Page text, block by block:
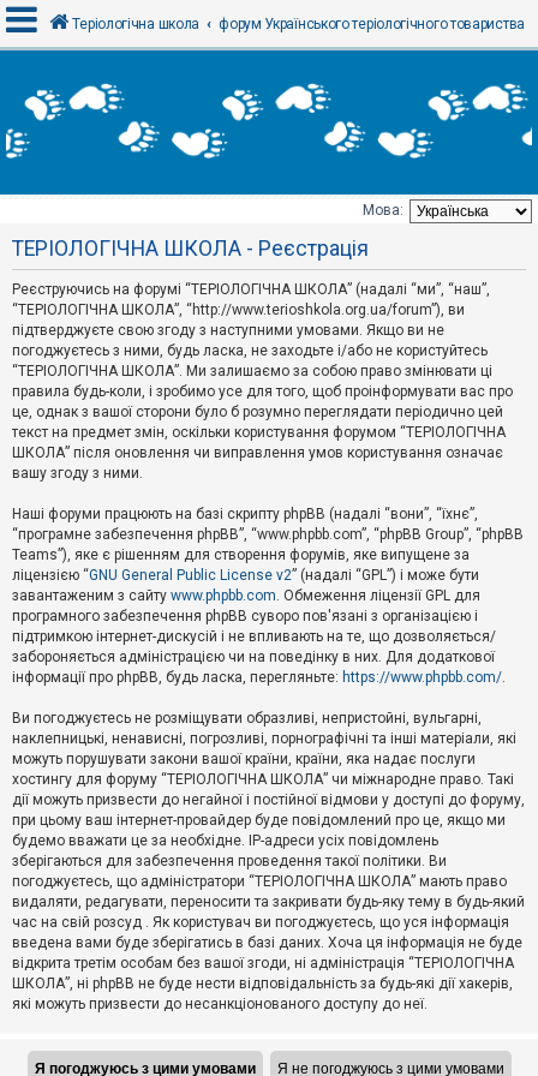
х
і
Т
е
м
и
б
е
з
в
і
д
п
о
в
і
д
й
А
к
т
и
в
н
і
м
и
П
о
ш
у
Д
о
п
о
м
Теріологічна школа форум Українського теріологічного товариства
Мова:
ТЕРІОЛОГІЧНА ШКОЛА - Реєстрація
Реєструючись на форумі “ТЕРІОЛОГІЧНА ШКОЛА” (надалі “ми”, “наш”,
“ТЕРІОЛОГІЧНА ШКОЛА”, “http://www.terioshkola.org.ua/forum”), ви
підтверджуєте свою згоду з наступними умовами. Якщо ви не
погоджуєтесь з ними, будь ласка, не заходьте і/або не користуйтесь
“ТЕРІОЛОГІЧНА ШКОЛА”. Ми залишаємо за собою право змінювати ці
правила будь-коли, і зробимо усе для того, щоб проінформувати вас про
це, однак з вашої сторони було б розумно переглядати періодично цей
текст на предмет змін, оскільки користування форумом “ТЕРІОЛОГІЧНА
ШКОЛА” після оновлення чи виправлення умов користування означає
вашу згоду з ними.
Наші форуми працюють на базі скрипту phpBB (надалі “вони”, “їхнє”,
“програмне забезпечення phpBB”, “www.phpbb.com”, “phpBB Group”, “phpBB
Teams”), яке є рішенням для створення форумів, яке випущене за
ліцензією “GNU General Public License v2” (надалі “GPL”) і може бути
завантаженим з сайту www.phpbb.com. Обмеження ліцензії GPL для
програмного забезпечення phpBB суворо пов'язані з організацією і
підтримкою інтернет-дискусій і не впливають на те, що дозволяється/
забороняється адміністрацією чи на поведінку в них. Для додаткової
інформації про phpBB, будь ласка, перегляньте: https://www.phpbb.com/.
Ви погоджуєтесь не розміщувати образливі, непристойні, вульгарні,
наклепницькі, ненависні, погрозливі, порнографічні та інші матеріали, які
можуть порушувати закони вашої країни, країни, яка надає послуги
хостингу для форуму “ТЕРІОЛОГІЧНА ШКОЛА” чи міжнародне право. Такі
дії можуть призвести до негайної і постійної відмови у доступі до форуму,
при цьому ваш інтернет-провайдер буде повідомлений про це, якщо ми
будемо вважати це за необхідне. IP-адреси усіх повідомлень
зберігаються для забезпечення проведення такої політики. Ви
погоджуєтесь, що адміністратори “ТЕРІОЛОГІЧНА ШКОЛА” мають право
видаляти, редагувати, переносити та закривати будь-яку тему в будь-який
час на свій розсуд . Як користувач ви погоджуєтесь, що уся інформація
введена вами буде зберігатись в базі даних. Хоча ця інформація не буде
відкрита третім особам без вашої згоди, ні адміністрація “ТЕРІОЛОГІЧНА
ШКОЛА”, ні phpBB не буде нести відповідальність за будь-які дії хакерів,
які можуть призвести до несанкціонованого доступу до неї.